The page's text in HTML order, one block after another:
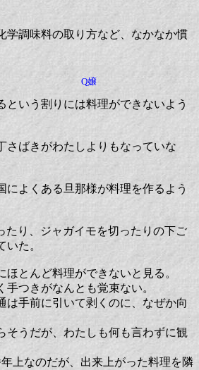
学調味料の取り方など、なかなか慣
Q嬢
という割りには料理ができないよう
さばきがわたしよりもなっていな
によくある旦那様が料理を作るよう
たり、ジャガイモを切ったりの下ご
いた。
ほとんど料理ができないと見る。
手つきがなんとも覚束ない。
は手前に引いて剥くのに、なぜか向
そうだが、わたしも何も言わずに観
上なのだが、出来上がった料理を隣